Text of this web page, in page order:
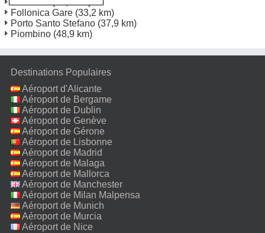
Follonica Gare (33,2 km)
Porto Santo Stefano (37,9 km)
Piombino (48,9 km)
Destinations Populaires
Aéroport d'Alicante
Aéroport de Bergame
Aéroport de Dublin
Aéroport de Genève
Aéroport de Gérone
Aéroport de Lisbonne
Aéroport de Madrid
Aéroport de Malaga
Aéroport de Mallorca
Aéroport de Manchester
Aéroport de Milan Malpensa
Aéroport de Munich
Aéroport de Murcia
Aéroport de Nice